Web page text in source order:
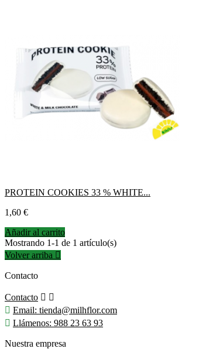
PROTEIN COOKIES 33 % WHITE...
Precio
1,60 €
Añadir al carrito
Mostrando 1-1 de 1 artículo(s)
Volver arriba 
Contacto
Contacto  
 Email: tienda@milhflor.com
 Llámenos: 988 23 63 93
Nuestra empresa